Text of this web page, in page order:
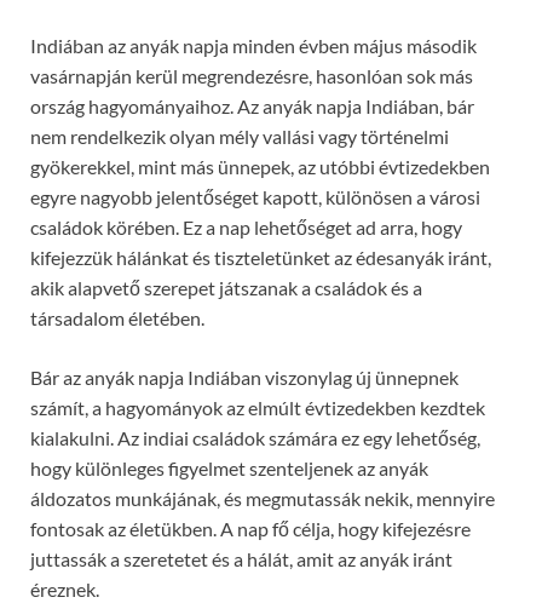
Indiában az anyák napja minden évben május második
vasárnapján kerül megrendezésre, hasonlóan sok más
ország hagyományaihoz. Az anyák napja Indiában, bár
nem rendelkezik olyan mély vallási vagy történelmi
gyökerekkel, mint más ünnepek, az utóbbi évtizedekben
egyre nagyobb jelentőséget kapott, különösen a városi
családok körében. Ez a nap lehetőséget ad arra, hogy
kifejezzük hálánkat és tiszteletünket az édesanyák iránt,
akik alapvető szerepet játszanak a családok és a
társadalom életében.
Bár az anyák napja Indiában viszonylag új ünnepnek
számít, a hagyományok az elmúlt évtizedekben kezdtek
kialakulni. Az indiai családok számára ez egy lehetőség,
hogy különleges figyelmet szenteljenek az anyák
áldozatos munkájának, és megmutassák nekik, mennyire
fontosak az életükben. A nap fő célja, hogy kifejezésre
juttassák a szeretetet és a hálát, amit az anyák iránt
éreznek.